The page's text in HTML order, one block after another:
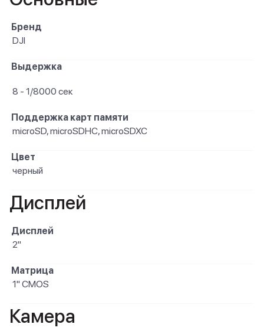
Бренд
DJI
Выдержка
8 - 1/8000 сек
Поддержка карт памяти
microSD, microSDHC, microSDXC
Цвет
черный
Дисплей
Дисплей
2"
Матрица
1" CMOS
Камера